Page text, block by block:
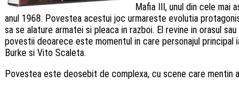
Mafia III, unul din cele mai
anul 1968. Povestea acestui joc urmareste evolutia
sa se alature armatei si pleaca in razboi. El revine in orasul
povestii deoarece este momentul in care personajul
Burke si Vito Scaleta.
Povestea este deosebit de complexa, cu scene care mentin